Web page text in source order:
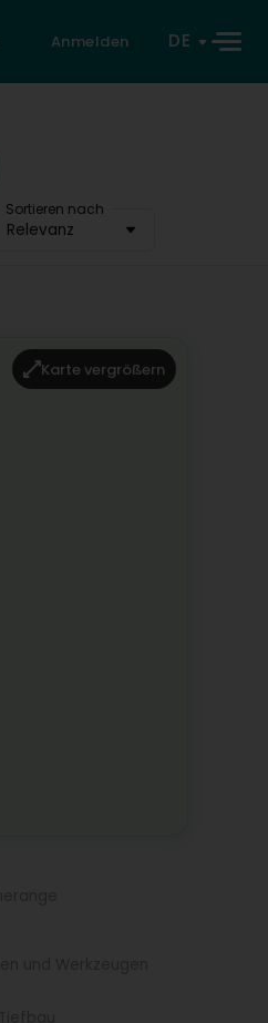
Anmelden DE
Sortieren nach
Relevanz
Karte vergrößern